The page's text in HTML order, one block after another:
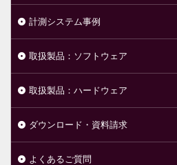
計測システム事例
取扱製品：ソフトウェア
取扱製品：ハードウェア
ダウンロード・資料請求
よくあるご質問